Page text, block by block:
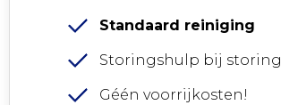
Standaard reiniging
Storingshulp bij storing
Géén voorrijkosten!